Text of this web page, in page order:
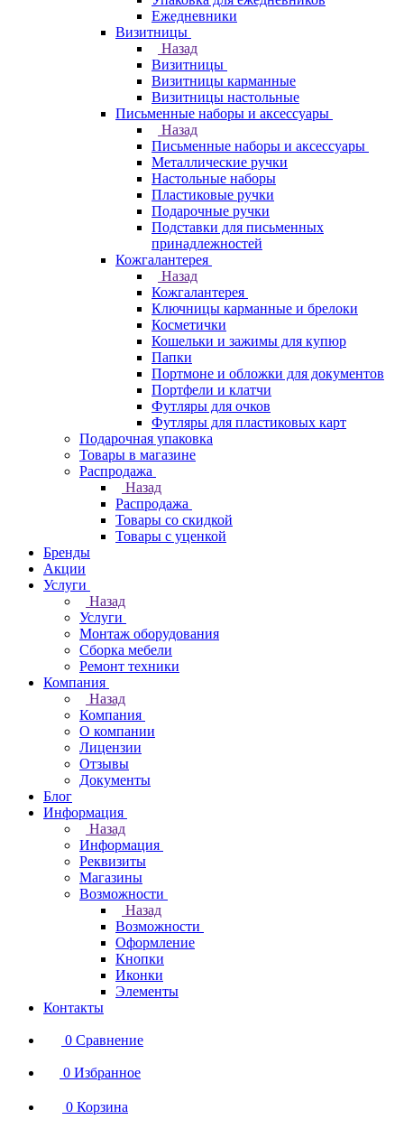
Ежедневники
Визитницы
Назад
Визитницы
Визитницы карманные
Визитницы настольные
Письменные наборы и аксессуары
Назад
Письменные наборы и аксессуары
Металлические ручки
Настольные наборы
Пластиковые ручки
Подарочные ручки
Подставки для письменных
принадлежностей
Кожгалантерея
Назад
Кожгалантерея
Ключницы карманные и брелоки
Косметички
Кошельки и зажимы для купюр
Папки
Портмоне и обложки для документов
Портфели и клатчи
Футляры для очков
Футляры для пластиковых карт
Подарочная упаковка
Товары в магазине
Распродажа
Назад
Распродажа
Товары со скидкой
Товары с уценкой
Бренды
Акции
Услуги
Назад
Услуги
Монтаж оборудования
Сборка мебели
Ремонт техники
Компания
Назад
Компания
О компании
Лицензии
Отзывы
Документы
Блог
Информация
Назад
Информация
Реквизиты
Магазины
Возможности
Назад
Возможности
Оформление
Кнопки
Иконки
Элементы
Контакты
0 Сравнение
0 Избранное
0 Корзина